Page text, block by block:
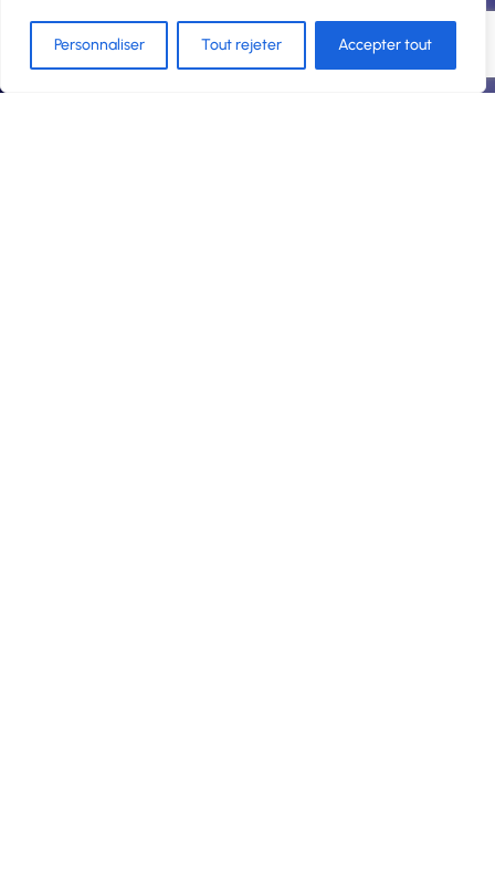
Personnaliser Tout rejeter Accepter tout